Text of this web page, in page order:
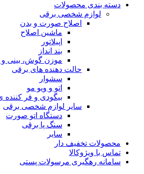
دسته بندی محصولات
لوازم شخصی برقی
اصلاح صورت و بدن
ماشین اصلاح
اپیلاتور
بند انداز
موزن گوش، بینی و
حالت دهنده های برقی
سشوار
اتو و ویو مو
بیگودی و فر کننده
سایر لوازم شخصی برقی
دستگاه اتو صورت
سنگ پا برقی
سایر
محصولات تخفیف دار
تماس با ویژوکالا
سامانه رهگیری مرسولات پستی